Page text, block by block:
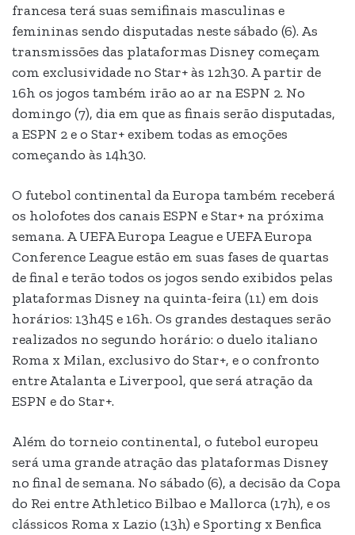
francesa terá suas semifinais masculinas e
femininas sendo disputadas neste sábado (6). As
transmissões das plataformas Disney começam
com exclusividade no Star+ às 12h30. A partir de
16h os jogos também irão ao ar na ESPN 2. No
domingo (7), dia em que as finais serão disputadas,
a ESPN 2 e o Star+ exibem todas as emoções
começando às 14h30.
O futebol continental da Europa também receberá
os holofotes dos canais ESPN e Star+ na próxima
semana. A UEFA Europa League e UEFA Europa
Conference League estão em suas fases de quartas
de final e terão todos os jogos sendo exibidos pelas
plataformas Disney na quinta-feira (11) em dois
horários: 13h45 e 16h. Os grandes destaques serão
realizados no segundo horário: o duelo italiano
Roma x Milan, exclusivo do Star+, e o confronto
entre Atalanta e Liverpool, que será atração da
ESPN e do Star+.
Além do torneio continental, o futebol europeu
será uma grande atração das plataformas Disney
no final de semana. No sábado (6), a decisão da Copa
do Rei entre Athletico Bilbao e Mallorca (17h), e os
clássicos Roma x Lazio (13h) e Sporting x Benfica